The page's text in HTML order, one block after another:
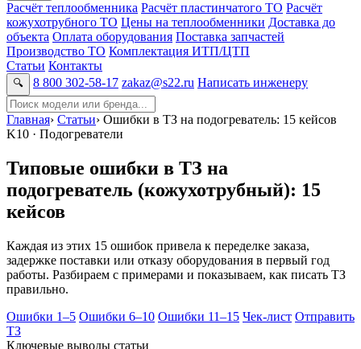
Расчёт теплообменника Расчёт пластинчатого ТО Расчёт
кожухотрубного ТО Цены на теплообменники Доставка до
объекта Оплата оборудования Поставка запчастей
Производство ТО Комплектация ИТП/ЦТП
Статьи Контакты
🔍 8 800 302-58-17 zakaz@s22.ru Написать инженеру
Главная› Статьи› Ошибки в ТЗ на подогреватель: 15 кейсов
K10 · Подогреватели
Типовые ошибки в ТЗ на
подогреватель (кожухотрубный): 15
кейсов
Каждая из этих 15 ошибок привела к переделке заказа,
задержке поставки или отказу оборудования в первый год
работы. Разбираем с примерами и показываем, как писать ТЗ
правильно.
Ошибки 1–5 Ошибки 6–10 Ошибки 11–15 Чек-лист Отправить
ТЗ
Ключевые выводы статьи